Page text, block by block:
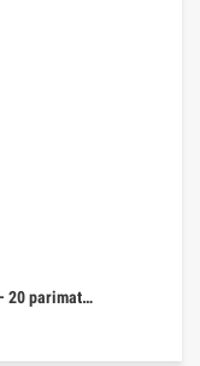
20 parimat…